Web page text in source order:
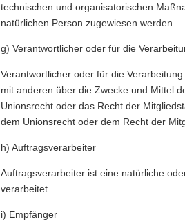
technischen und organisatorischen
natürlichen Person zugewiesen werden.
g) Verantwortlicher oder für die
Verantwortlicher oder für die
mit anderen über die Zwecke und Mittel
Unionsrecht oder das Recht der
dem Unionsrecht oder dem Recht der
h) Auftragsverarbeiter
Auftragsverarbeiter ist eine natürliche
verarbeitet.
i) Empfänger